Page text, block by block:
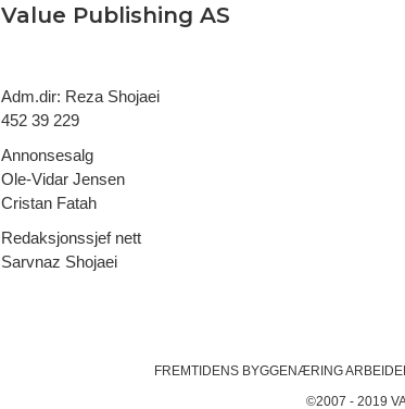
Value Publishing AS
Adm.dir: Reza Shojaei
452 39 229
Annonsesalg
Ole-Vidar Jensen
Cristan Fatah
Redaksjonssjef nett
Sarvnaz Shojaei
FREMTIDENS BYGGENÆRING
©2007 - 2019